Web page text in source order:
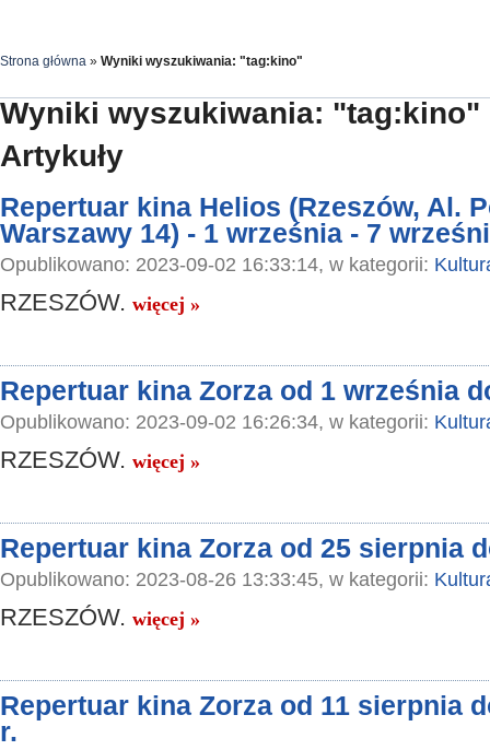
Strona główna » Wyniki wyszukiwania: "tag:kino"
Wyniki wyszukiwania: "tag:kino"
Artykuły
Repertuar kina Helios (Rzeszów, Al.
Warszawy 14) - 1 września - 7
Opublikowano: 2023-09-02 16:33:14, w kategorii:
RZESZÓW. więcej »
Repertuar kina Zorza od 1 września
Opublikowano: 2023-09-02 16:26:34, w kategorii:
RZESZÓW. więcej »
Repertuar kina Zorza od 25 sierpnia
Opublikowano: 2023-08-26 13:33:45, w kategorii:
RZESZÓW. więcej »
Repertuar kina Zorza od 11 sierpnia
r.